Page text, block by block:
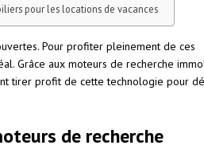
pour les locations de vacances
Pour profiter pleinement de ces
Grâce aux moteurs de recherche
tirer profit de cette technologie pour
de recherche